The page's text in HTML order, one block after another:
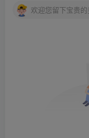
欢迎您留下宝贵的